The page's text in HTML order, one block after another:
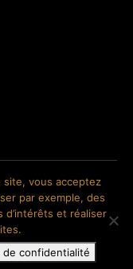
par Roland CAUVIN.
site, vous acceptez
par exemple, des
d’intérêts et réaliser
de confidentialité